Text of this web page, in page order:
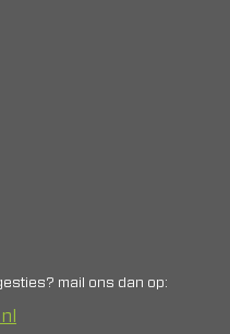
mail ons dan op: